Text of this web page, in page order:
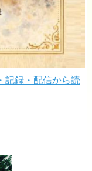
記録・配信から読